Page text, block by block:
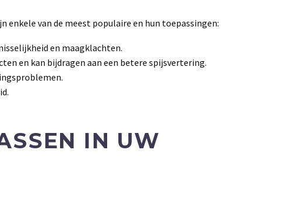
van de meest populaire en hun toepassingen:
en maagklachten.
en kan bijdragen aan een betere spijsvertering.
IN UW